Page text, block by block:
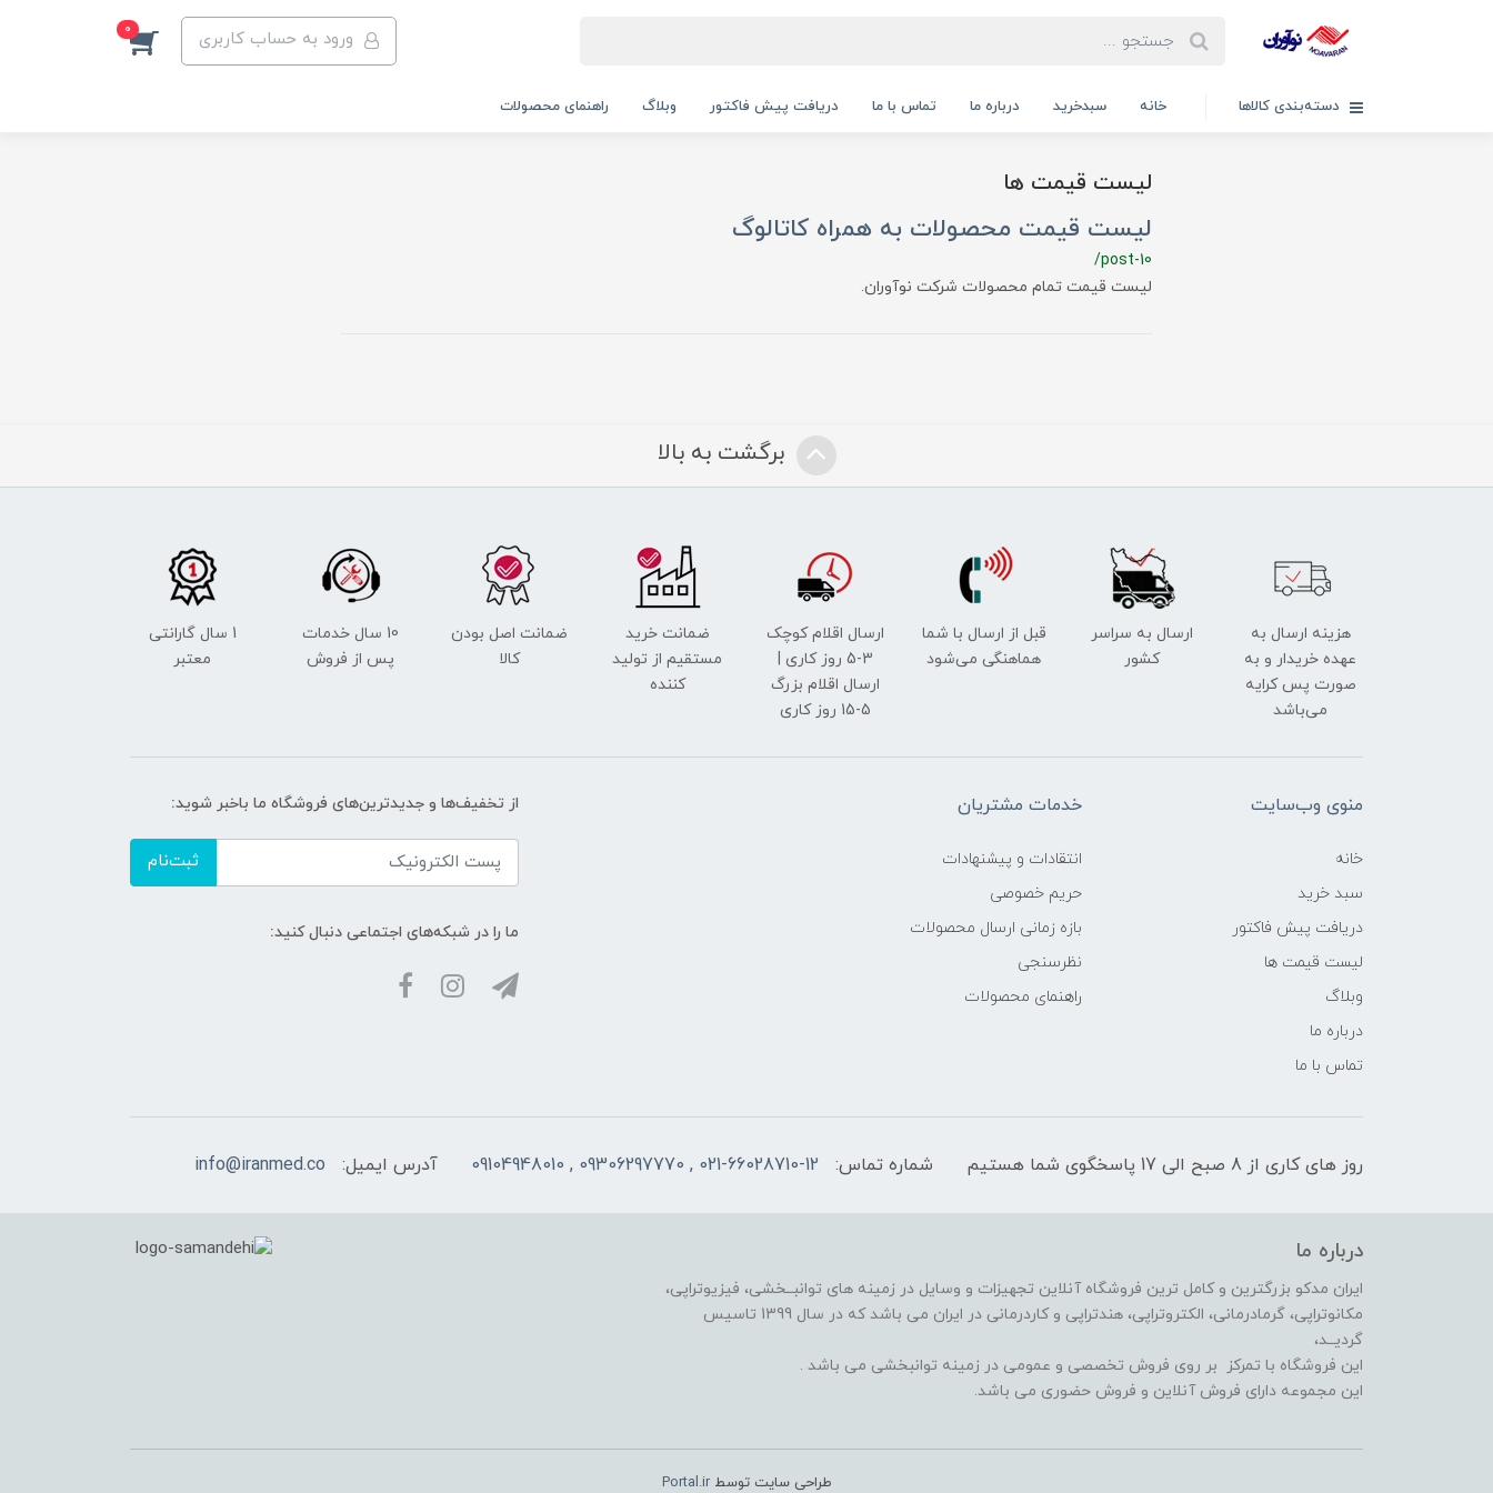
ورود به حساب کاربری 0
دسته‌بندی کالاها خانه سبدخرید درباره ما تماس با ما دریافت پیش فاکتور وبلاگ راهنمای محصولات
لیست قیمت ها
لیست قیمت محصولات به همراه کاتالوگ
/post-10
لیست قیمت تمام محصولات شرکت نوآوران.
برگشت به بالا
هزینه ارسال به
عهده خریدار و به
صورت پس کرایه
می‌باشد
ارسال به سراسر
کشور
قبل از ارسال با شما
هماهنگی می‌شود
ارسال اقلام کوچک
3-5 روز کاری |
ارسال اقلام بزرگ
5-15 روز کاری
ضمانت خرید
مستقیم از تولید
کننده
ضمانت اصل بودن
کالا
10 سال خدمات
پس از فروش
1 سال گارانتی
معتبر
منوی وب‌سایت
خانه
سبد خرید
دریافت پیش فاکتور
لیست قیمت ها
وبلاگ
درباره ما
تماس با ما
خدمات مشتریان
انتقادات و پیشنهادات
حریم خصوصی
بازه زمانی ارسال محصولات
نظرسنجی
راهنمای محصولات
از تخفیف‌ها و جدیدترین‌های فروشگاه ما باخبر شوید:
ثبت‌نام
ما را در شبکه‌های اجتماعی دنبال کنید:
روز های کاری از 8 صبح الی 17 پاسخگوی شما هستیم شماره تماس: 021-66028710-12 , 09306297770 , 09104948010 آدرس ایمیل: info@iranmed.co
درباره ما
ایران مدکو بزرگترین و کامل ترین فروشگاه آنلاین تجهیزات و وسایل در زمینه های توانبــخشی، فیزیوتراپی،
مکانوتراپی، گرمادرمانی، الکتروتراپی، هندتراپی و کاردرمانی در ایران می باشد که در سال 1399 تاسیس
گردیــد،
این فروشگاه با تمرکز بر روی فروش تخصصی و عمومی در زمینه توانبخشی می باشد .
این مجموعه دارای فروش آنلاین و فروش حضوری می باشد.
طراحی سایت توسطPortal.ir